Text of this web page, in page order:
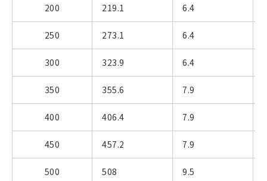
200 219.1 6.4
250 273.1 6.4
300 323.9 6.4
350 355.6 7.9
400 406.4 7.9
450 457.2 7.9
500 508 9.5